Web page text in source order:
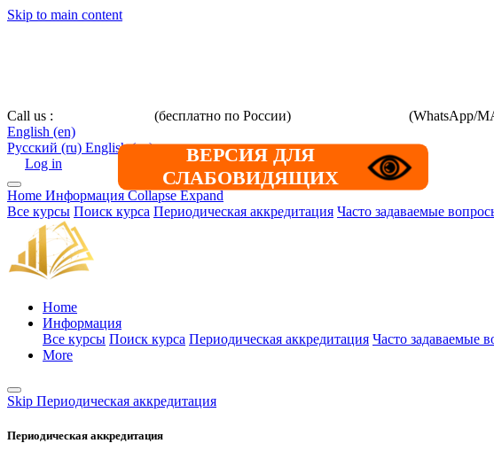
Skip to main content
ВЕРСИЯ ДЛЯ
СЛАБОВИДЯЩИХ
Call us : (бесплатно по России) (WhatsApp/
English ‎(en)‎
Русский ‎(ru)‎ English ‎(en)‎
Log in
Home ИнформацияCollapseExpand
Все курсы Поиск курса Периодическая аккредитация Часто задаваемые
Home
Информация
Все курсы Поиск курса Периодическая аккредитация Часто задаваемые
More
Skip Периодическая аккредитация
Периодическая аккредитация